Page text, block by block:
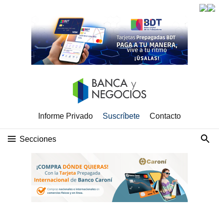
Informe Privado Suscríbete Contacto
Secciones